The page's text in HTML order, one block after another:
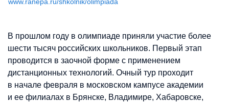
В прошлом году в олимпиаде приняли участие более
шести тысяч российских школьников. Первый этап
проводится в заочной форме с применением
дистанционных технологий. Очный тур проходит
в начале февраля в московском кампусе академии
и ее филиалах в Брянске, Владимире, Хабаровске,